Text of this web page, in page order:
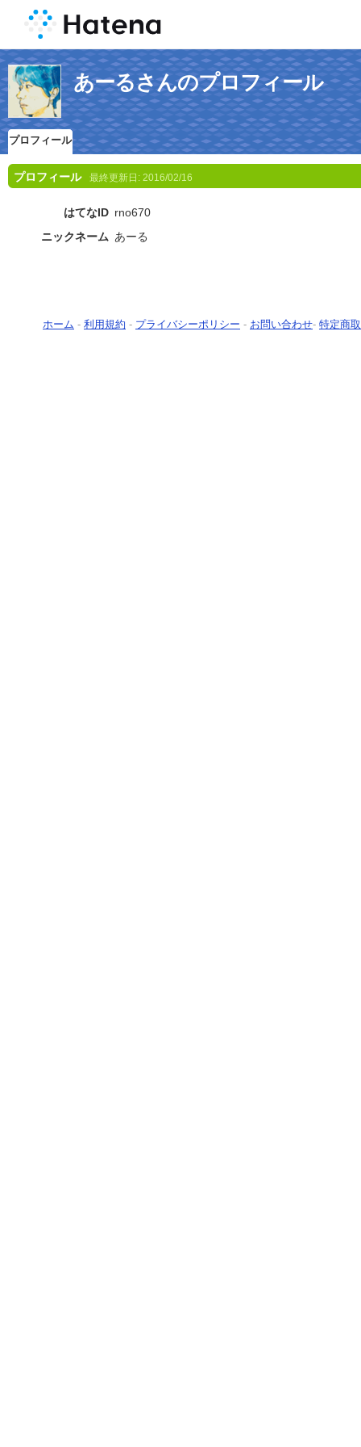
あーるさんのプロフィール
プロフィール
プロフィール 最終更新日: 2016/02/16
はてなID rno670
ニックネーム あーる
ホーム - 利用規約 - プライバシーポリシー - お問い合わせ- 特定商